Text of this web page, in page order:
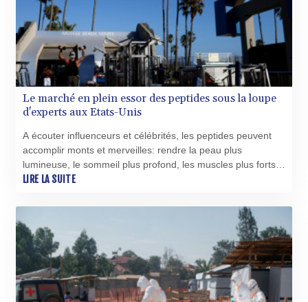
CZK 24.205269
DJF 205.50301
DKK 7.475304
DOP 67.244732
DZD 153.502688
EGP 57.471515
ERN 17.314419
FKP 0.857432
GBP 0.857122
GHS 13.565055
GNF 10135.249888
GTQ 8.805348
GYD 241.43004
HKD 9.054939
Le marché en plein essor des peptides sous la loupe
d'experts aux Etats-Unis
A écouter influenceurs et célébrités, les peptides peuvent
accomplir monts et merveilles: rendre la peau plus
lumineuse, le sommeil plus profond, les muscles plus forts
ou encore l'esprit plus vif.
LIRE LA SUITE